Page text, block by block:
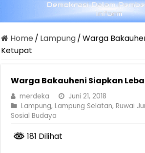
Home / Lampung/Warga
Ketupat
Warga Bakauheni Siapkan
merdeka
Juni 21, 2018
Lampung,Lampung Selatan,Ruwai
Sosial Budaya
181 Dilihat